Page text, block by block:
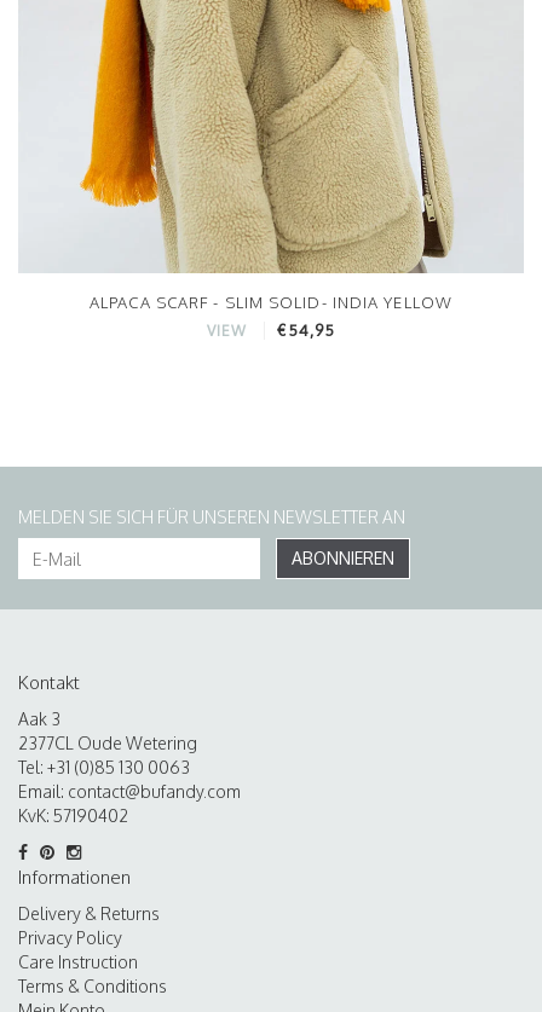
ALPACA SCARF - SLIM SOLID- INDIA YELLOW
VIEW €54,95
MELDEN SIE SICH FÜR UNSEREN NEWSLETTER AN
ABONNIEREN
Kontakt
Aak 3
2377CL Oude Wetering
Tel: +31 (0)85 130 0063
Email: contact@bufandy.com
KvK: 57190402
Informationen
Delivery & Returns
Privacy Policy
Care Instruction
Terms & Conditions